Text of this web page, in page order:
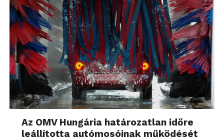
Az OMV Hungária határozatlan időre
leállította autómosóinak működését